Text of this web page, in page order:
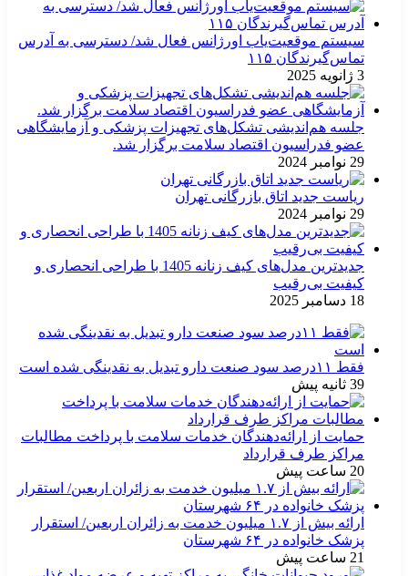
سیستم موقعیت‌یاب اورژانس فعال شد/ دسترسی به آدرس
تماس‌گیرندگان ۱۱۵
3 ژانویه 2025
جلسه هم‌اندیشی تشکل‌های تجهیزات پزشکی و آزمایشگاهی
عضو فدراسیون اقتصاد سلامت برگزار شد.
29 نوامبر 2024
ریاست جدید اتاق بازرگانی تهران
29 نوامبر 2024
جدیدترین مدل‌های کیف زنانه 1405 با طراحی انحصاری و
کیفیت بی‌رقیب
18 دسامبر 2025
فقط ۱۱‌درصد سود صنعت دارو تبدیل به نقدینگی شده است
39 ثانیه پیش
حمایت از ارائه‌دهندگان خدمات سلامت با پرداخت مطالبات
مراکز طرف قرارداد
20 ساعت پیش
ارائه بیش از ۱.۷ میلیون خدمت به زائران اربعین/ استقرار
پزشک خانواده در ۶۴ شهرستان
21 ساعت پیش